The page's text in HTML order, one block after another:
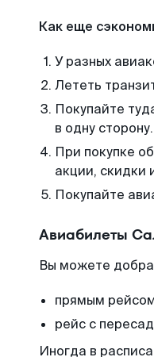
Как еще
У разных
Лететь
Покупайте
в одну сторону.
При покупке
акции, скидки
Покупайте
Авиабилеты
Вы можете
прямым
рейс с
Иногда в